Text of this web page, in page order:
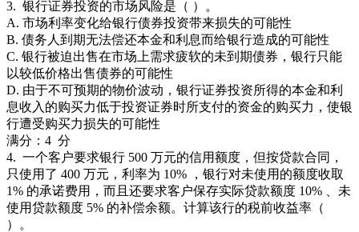
3. 银行证券投资的市场风险是（ ）。
A. 市场利率变化给银行债券投资带来损失的可能性
B. 债务人到期无法偿还本金和利息而给银行造成的可能性
C. 银行被迫出售在市场上需求疲软的未到期债券，银行只能
以较低价格出售债券的可能性
D. 由于不可预期的物价波动，银行证券投资所得的本金和利
息收入的购买力低于投资证券时所支付的资金的购买力，使银
行遭受购买力损失的可能性
满分：4 分
4. 一个客户要求银行 500 万元的信用额度，但按贷款合同，
只使用了 400 万元，利率为 10% ，银行对未使用的额度收取
1% 的承诺费用，而且还要求客户保存实际贷款额度 10% 、未
使用贷款额度 5% 的补偿余额。计算该行的税前收益率（
）。